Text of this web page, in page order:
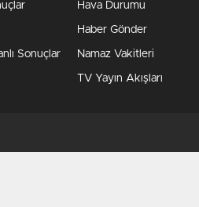
Sonuçlar
Hava Durumu
Haber Gönder
Namaz Vakitleri
TV Yayın Akışları